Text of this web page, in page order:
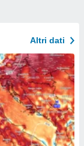
Altri dati